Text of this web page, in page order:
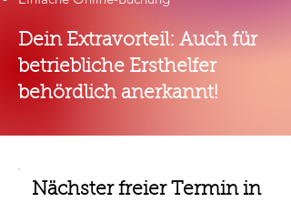
Dein Extravorteil: Auch für
betriebliche Ersthelfer
behördlich anerkannt!
Nächster freier Termin in